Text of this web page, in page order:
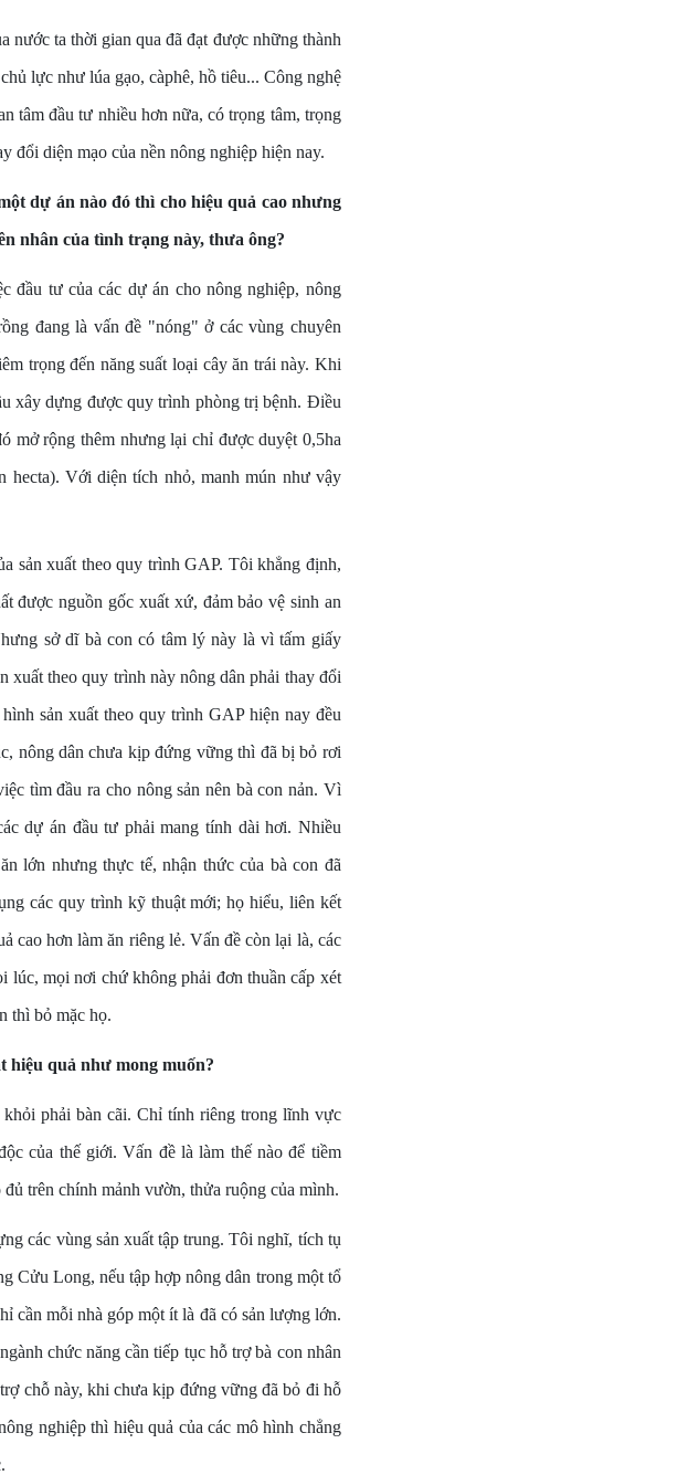
nước ta thời gian qua đã đạt được những thành
lực như lúa gạo, càphê, hồ tiêu... Công nghệ
tâm đầu tư nhiều hơn nữa, có trọng tâm, trọng
đổi diện mạo của nền nông nghiệp hiện nay.
dự án nào đó thì cho hiệu quả cao nhưng
nhân của tình trạng này, thưa ông?
đầu tư của các dự án cho nông nghiệp, nông
đang là vấn đề "nóng" ở các vùng chuyên
trọng đến năng suất loại cây ăn trái này. Khi
xây dựng được quy trình phòng trị bệnh. Điều
mở rộng thêm nhưng lại chỉ được duyệt 0,5ha
hecta). Với diện tích nhỏ, manh mún như vậy
sản xuất theo quy trình GAP. Tôi khẳng định,
được nguồn gốc xuất xứ, đảm bảo vệ sinh an
sở dĩ bà con có tâm lý này là vì tấm giấy
xuất theo quy trình này nông dân phải thay đổi
sản xuất theo quy trình GAP hiện nay đều
nông dân chưa kịp đứng vững thì đã bị bỏ rơi
tìm đầu ra cho nông sản nên bà con nản. Vì
dự án đầu tư phải mang tính dài hơi. Nhiều
lớn nhưng thực tế, nhận thức của bà con đã
các quy trình kỹ thuật mới; họ hiểu, liên kết
cao hơn làm ăn riêng lẻ. Vấn đề còn lại là, các
lúc, mọi nơi chứ không phải đơn thuần cấp xét
thì bỏ mặc họ.
hiệu quả như mong muốn?
phải bàn cãi. Chỉ tính riêng trong lĩnh vực
của thế giới. Vấn đề là làm thế nào để tiềm
trên chính mảnh vườn, thửa ruộng của mình.
các vùng sản xuất tập trung. Tôi nghĩ, tích tụ
Cửu Long, nếu tập hợp nông dân trong một tổ
cần mỗi nhà góp một ít là đã có sản lượng lớn.
chức năng cần tiếp tục hỗ trợ bà con nhân
chỗ này, khi chưa kịp đứng vững đã bỏ đi hỗ
nghiệp thì hiệu quả của các mô hình chẳng